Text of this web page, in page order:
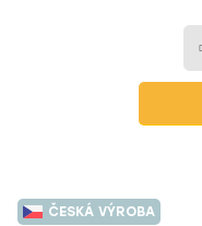
ČESKÁ VÝROBA